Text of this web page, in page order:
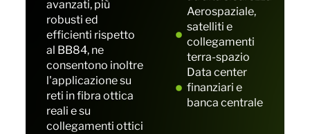
avanzati, più
robusti ed
efficienti rispetto
al BB84, ne
consentono inoltre
l'applicazione su
reti in fibra ottica
reali e su
collegamenti ottici
Aerospaziale,
satelliti e
collegamenti
terra-spazio
Data center
finanziari e
banca centrale